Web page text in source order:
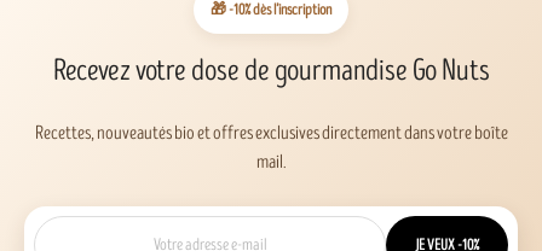
🎁 -10% dès l’inscription
Recevez votre dose de gourmandise Go Nuts
Recettes, nouveautés bio et offres exclusives directement dans votre boîte
mail.
JE VEUX -10%